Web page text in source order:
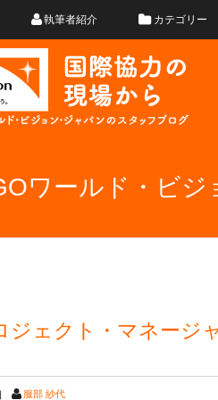
執筆者紹介 カテゴリー
ワールド・ビジ
ジェクト・マネージ
服部 紗代